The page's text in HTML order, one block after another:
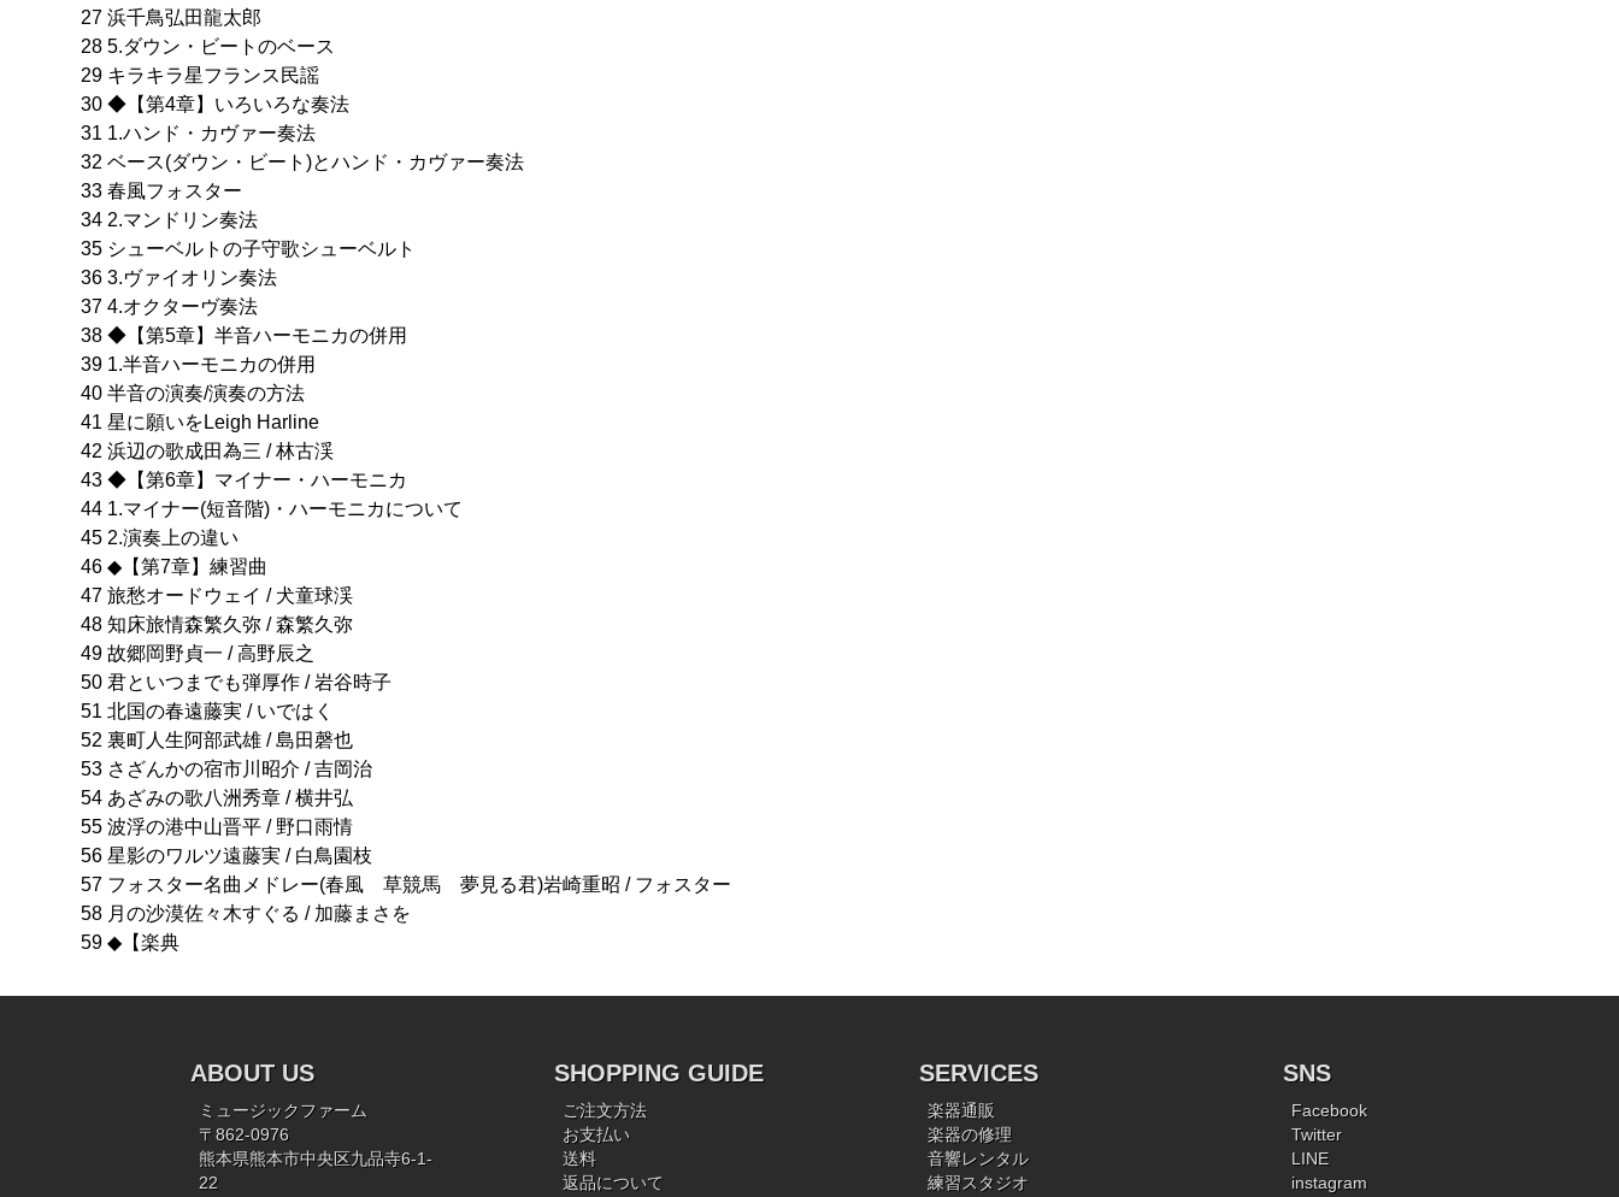
27 浜千鳥弘田龍太郎
28 5.ダウン・ビートのベース
29 キラキラ星フランス民謡
30 ◆【第4章】いろいろな奏法
31 1.ハンド・カヴァー奏法
32 ベース(ダウン・ビート)とハンド・カヴァー奏法
33 春風フォスター
34 2.マンドリン奏法
35 シューベルトの子守歌シューベルト
36 3.ヴァイオリン奏法
37 4.オクターヴ奏法
38 ◆【第5章】半音ハーモニカの併用
39 1.半音ハーモニカの併用
40 半音の演奏/演奏の方法
41 星に願いをLeigh Harline
42 浜辺の歌成田為三 / 林古渓
43 ◆【第6章】マイナー・ハーモニカ
44 1.マイナー(短音階)・ハーモニカについて
45 2.演奏上の違い
46 ◆【第7章】練習曲
47 旅愁オードウェイ / 犬童球渓
48 知床旅情森繁久弥 / 森繁久弥
49 故郷岡野貞一 / 高野辰之
50 君といつまでも弾厚作 / 岩谷時子
51 北国の春遠藤実 / いではく
52 裏町人生阿部武雄 / 島田磬也
53 さざんかの宿市川昭介 / 吉岡治
54 あざみの歌八洲秀章 / 横井弘
55 波浮の港中山晋平 / 野口雨情
56 星影のワルツ遠藤実 / 白鳥園枝
57 フォスター名曲メドレー(春風 草競馬 夢見る君)岩崎重昭 / フォスター
58 月の沙漠佐々木すぐる / 加藤まさを
59 ◆【楽典
ABOUT US
ミュージックファーム
〒862-0976
熊本県熊本市中央区九品寺6-1-
22
SHOPPING GUIDE
ご注文方法
お支払い
送料
返品について
SERVICES
楽器通販
楽器の修理
音響レンタル
練習スタジオ
SNS
Facebook
Twitter
LINE
instagram